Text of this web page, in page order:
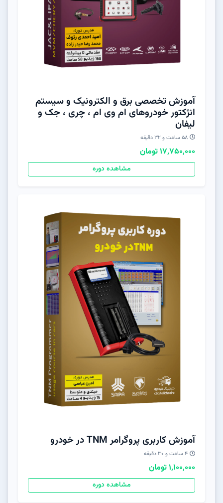
آموزش تخصصی برق و الکترونیک و سیستم
انژکتور خودروهای ام وی ام ، چری ، جک و
لیفان
58 ساعت و 32 دقیقه
17,750,000 تومان
مشاهده دوره
آموزش کاربری پروگرامر TNM در خودرو
۴ ساعت و ۳۰ دقیقه
1,100,000 تومان
مشاهده دوره